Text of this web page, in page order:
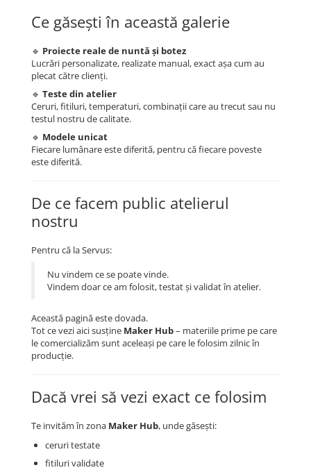
Ce găsești în această galerie
🔹 Proiecte reale de nuntă și botez
Lucrări personalizate, realizate manual, exact așa cum au
plecat către clienți.
🔹 Teste din atelier
Ceruri, fitiluri, temperaturi, combinații care au trecut sau nu
testul nostru de calitate.
🔹 Modele unicat
Fiecare lumânare este diferită, pentru că fiecare poveste
este diferită.
De ce facem public atelierul
nostru
Pentru că la Servus:
Nu vindem ce se poate vinde.
Vindem doar ce am folosit, testat și validat în atelier.
Această pagină este dovada.
Tot ce vezi aici susține Maker Hub– materiile prime pe care
le comercializăm sunt aceleași pe care le folosim zilnic în
producție.
Dacă vrei să vezi exact ce folosim
Te invităm în zona Maker Hub, unde găsești:
ceruri testate
fitiluri validate